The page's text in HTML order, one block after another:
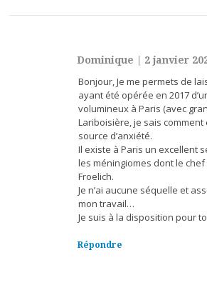
Dominique 2 janvier
Bonjour, Je me permets de
ayant été opérée en 2017
volumineux à Paris (avec
Lariboisière, je sais
source d’anxiété.
Il existe à Paris un excellent
les méningiomes dont le
Froelich.
Je n’ai aucune séquelle et
mon travail…
Je suis à la disposition pour
Répondre